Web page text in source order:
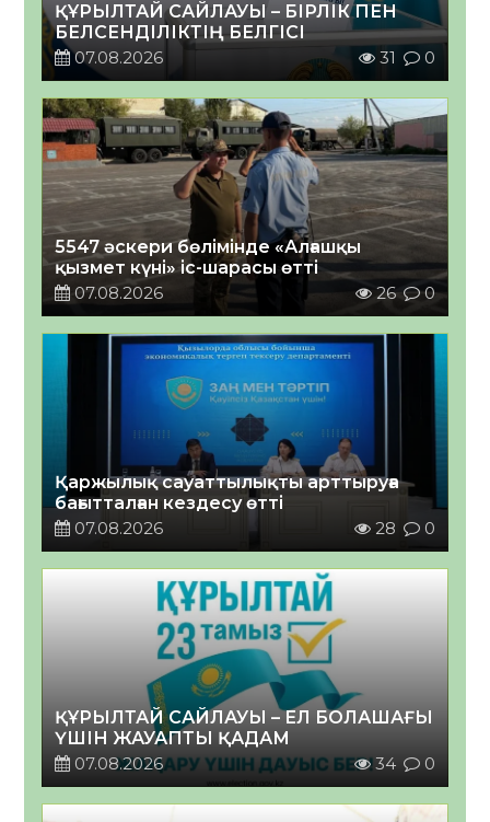
ҚҰРЫЛТАЙ САЙЛАУЫ – БІРЛІК ПЕН
БЕЛСЕНДІЛІКТІҢ БЕЛГІСІ
07.08.2026
31 0
5547 әскери бөлімінде «Алғашқы
қызмет күні» іс-шарасы өтті
07.08.2026
26 0
Қаржылық сауаттылықты арттыруға
бағытталған кездесу өтті
07.08.2026
28 0
ҚҰРЫЛТАЙ САЙЛАУЫ – ЕЛ БОЛАШАҒЫ
ҮШІН ЖАУАПТЫ ҚАДАМ
07.08.2026
34 0